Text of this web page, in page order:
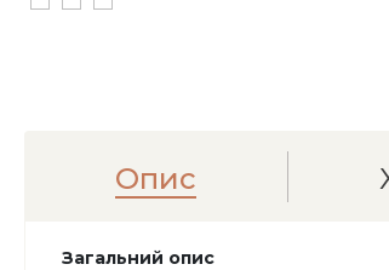
Опис
Загальний опис